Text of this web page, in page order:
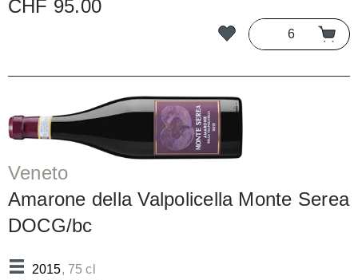
CHF 95.00
Veneto
Amarone della Valpolicella Monte Serea
DOCG/bc
2015, 75 cl